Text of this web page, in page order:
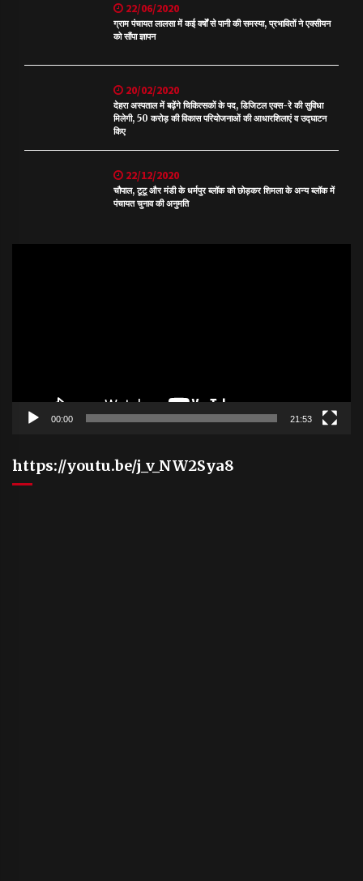
22/06/2020
ग्राम पंचायत लालसा में कई वर्षों से पानी की समस्या, प्रभावितों ने एक्सीयन
को सौंपा ज्ञापन
20/02/2020
देहरा अस्पताल में बढ़ेंगे चिकित्सकों के पद, डिजिटल एक्स-रे की सुविधा
मिलेगी, 50 करोड़ की विकास परियोजनाओं की आधारशिलाएं व उद्घाटन
किए
22/12/2020
चौपाल, टूटू और मंडी के धर्मपुर ब्लॉक को छोड़कर शिमला के अन्य ब्लॉक में
पंचायत चुनाव की अनुमति
00:00 21:53
https://youtu.be/j_v_NW2Sya8